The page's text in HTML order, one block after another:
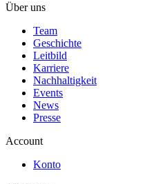
Über uns
Team
Geschichte
Leitbild
Karriere
Nachhaltigkeit
Events
News
Presse
Account
Konto